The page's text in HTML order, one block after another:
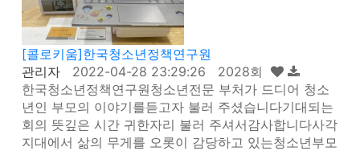
[콜로키움]한국청소년정책연구원
관리자 2022-04-28 23:29:26 2028회
한국청소년정책연구원청소년전문 부처가 드디어 청소
년인 부모의 이야기를듣고자 불러 주셨습니다기대되는
회의 뜻깊은 시간 귀한자리 불러 주셔서감사합니다사각
지대에서 삶의 무게를 오롯이 감당하고 있는청소년부모